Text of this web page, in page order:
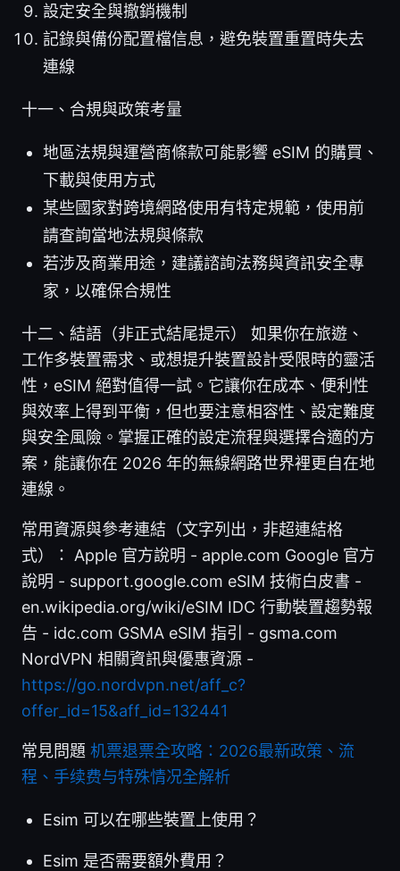
設定安全與撤銷機制
記錄與備份配置檔信息，避免裝置重置時失去
連線
十一、合規與政策考量
地區法規與運營商條款可能影響 eSIM 的購買、
下載與使用方式
某些國家對跨境網路使用有特定規範，使用前
請查詢當地法規與條款
若涉及商業用途，建議諮詢法務與資訊安全專
家，以確保合規性
十二、結語（非正式結尾提示） 如果你在旅遊、
工作多裝置需求、或想提升裝置設計受限時的靈活
性，eSIM 絕對值得一試。它讓你在成本、便利性
與效率上得到平衡，但也要注意相容性、設定難度
與安全風險。掌握正確的設定流程與選擇合適的方
案，能讓你在 2026 年的無線網路世界裡更自在地
連線。
常用資源與參考連結（文字列出，非超連結格
式）： Apple 官方說明 - apple.com Google 官方
說明 - support.google.com eSIM 技術白皮書 -
en.wikipedia.org/wiki/eSIM IDC 行動裝置趨勢報
告 - idc.com GSMA eSIM 指引 - gsma.com
NordVPN 相關資訊與優惠資源 -
https://go.nordvpn.net/aff_c?
offer_id=15&aff_id=132441
常見問題 机票退票全攻略：2026最新政策、流
程、手续费与特殊情况全解析
Esim 可以在哪些裝置上使用？
Esim 是否需要額外費用？